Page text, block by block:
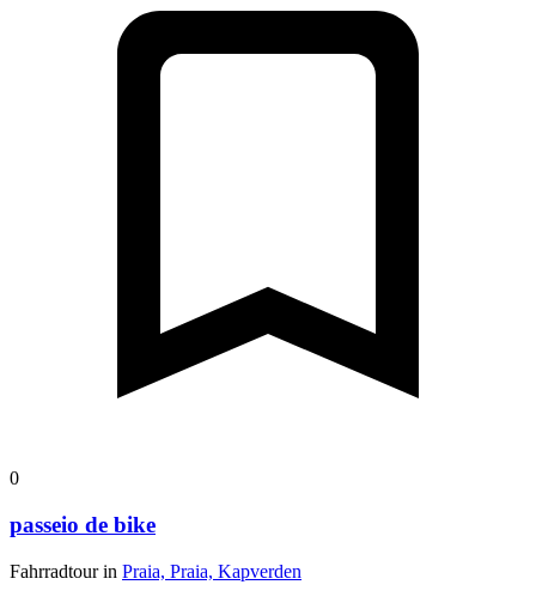
0
passeio de bike
Fahrradtour in Praia, Praia, Kapverden